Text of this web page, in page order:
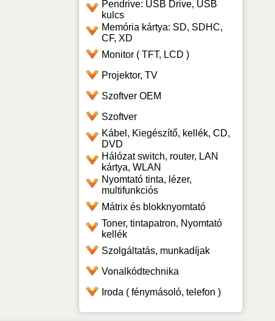
Pendrive: USB Drive, USB
kulcs
Memória kártya: SD, SDHC,
CF, XD
Monitor ( TFT, LCD )
Projektor, TV
Szoftver OEM
Szoftver
Kábel, Kiegészítő, kellék, CD,
DVD
Hálózat switch, router, LAN
kártya, WLAN
Nyomtató tinta, lézer,
multifunkciós
Mátrix és blokknyomtató
Toner, tintapatron, Nyomtató
kellék
Szolgáltatás, munkadíjak
Vonalkódtechnika
Iroda ( fénymásoló, telefon )